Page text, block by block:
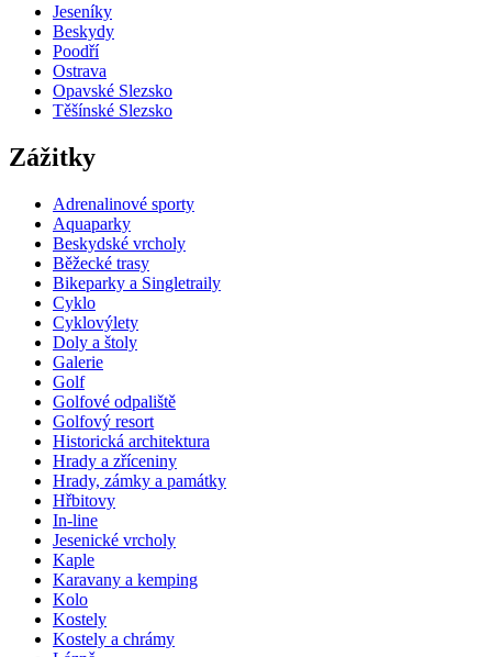
Jeseníky
Beskydy
Poodří
Ostrava
Opavské Slezsko
Těšínské Slezsko
Zážitky
Adrenalinové sporty
Aquaparky
Beskydské vrcholy
Běžecké trasy
Bikeparky a Singletraily
Cyklo
Cyklovýlety
Doly a štoly
Galerie
Golf
Golfové odpaliště
Golfový resort
Historická architektura
Hrady a zříceniny
Hrady, zámky a památky
Hřbitovy
In-line
Jesenické vrcholy
Kaple
Karavany a kemping
Kolo
Kostely
Kostely a chrámy